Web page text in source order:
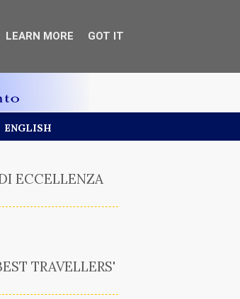
ENGLISH
ECCELLENZA
TRAVELLERS'
LEARN MORE GOT IT